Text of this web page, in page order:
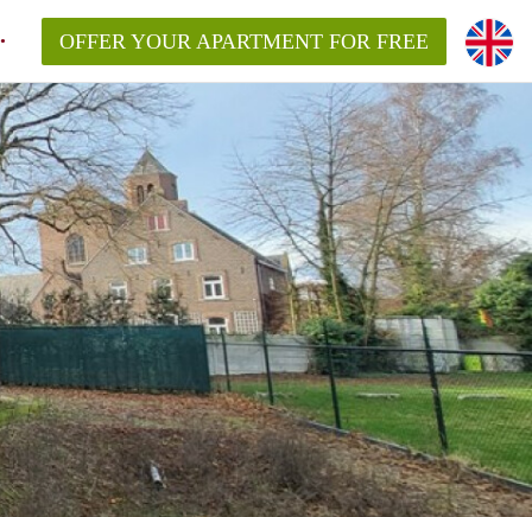
OFFER YOUR APARTMENT FOR FREE